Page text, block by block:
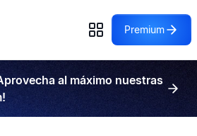
Premium
al máximo nuestras